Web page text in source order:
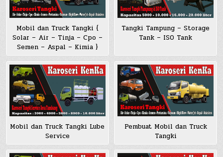
Mobil dan Truck Tangki {
Solar – Air – Tinja – Cpo –
Semen – Aspal – Kimia }
Tangki Tampung – Storage
Tank – ISO Tank
Mobil dan Truck Tangki Lube
Service
Pembuat Mobil dan Truck
Tangki